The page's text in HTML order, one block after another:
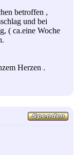
betroffen ,
und bei
( ca.eine Woche
Herzen .